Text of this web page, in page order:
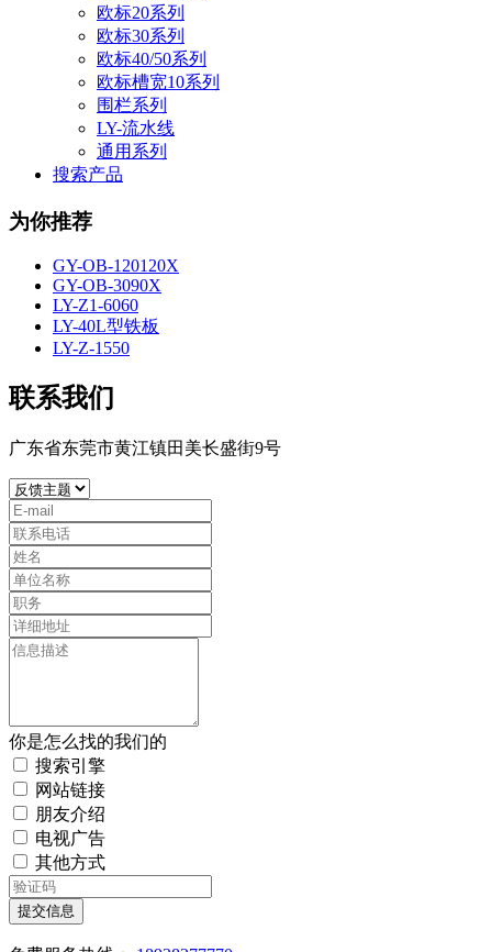
欧标20系列
欧标30系列
欧标40/50系列
欧标槽宽10系列
围栏系列
LY-流水线
通用系列
搜索产品
为你推荐
GY-OB-120120X
GY-OB-3090X
LY-Z1-6060
LY-40L型铁板
LY-Z-1550
联系我们
广东省东莞市黄江镇田美长盛街9号
你是怎么找的我们的
搜索引擎
网站链接
朋友介绍
电视广告
其他方式
提交信息